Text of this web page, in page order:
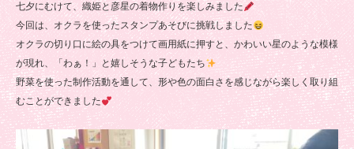
七夕にむけて、織姫と彦星の着物作りを楽しみました
今回は、オクラを使ったスタンプあそびに挑戦しました
オクラの切り口に絵の具をつけて画用紙に押すと、かわいい星のような模様
が現れ、「わぁ！」と嬉しそうな子どもたち
野菜を使った制作活動を通して、形や色の面白さを感じながら楽しく取り組
むことができました